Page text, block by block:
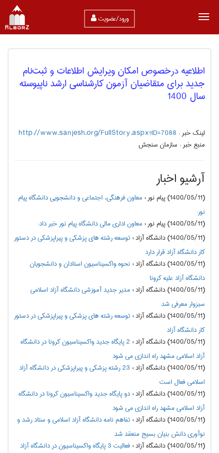
ورود/عضویت
اطلاعيه‌ درخصوص امکان ويرايش اطلاعات و ثبت‌نام
جدید برای متقاضیان آزمون‌ كارشناسي ارشد ناپيوسته
سال 1400
لینک خبر : http://www.sanjesh.org/FullStory.aspx?ID=7088
منبع خبر : سازمان سنجش
آرشیو اخبار
(1400/05/11) پیام نور :معاون فرهنگی، اجتماعی و دانشجویی دانشگاه پیام
نور:
(1400/05/11) پیام نور
:معاون اداری مالی دانشگاه پیام نور خبر داد:
(1400/05/11) دانشگاه آزاد
:توسعه رشته های پزشکی و پیراپزشکی در دستور
کار دانشگاه آزاد قرار دارد
(1400/05/11) دانشگاه آزاد
:نحوه واکسیناسیون استادان و دانشجویان
دانشگاه آزاد علیه کرونا
(1400/05/11) دانشگاه آزاد
:مدیر جدید آموزشی دانشگاه آزاد اسلامی
سبزوار معرفی شد
(1400/05/11) دانشگاه آزاد
:توسعه رشته های پزشکی و پیراپزشکی در دستور
کار دانشگاه آزاد
(1400/05/11) دانشگاه آزاد
:
2 پایگاه جدید واکسیناسیون کرونا در دانشگاه
آزاد اسلامی مشهد راه اندازی می شود
(1400/05/11) دانشگاه آزاد
:
23 رشته پزشکی و پیراپزشکی در دانشگاه آزاد
اسلامی فعال است
(1400/05/11) دانشگاه آزاد
:دو پایگاه جدید واکسیناسیون کرونا در دانشگاه
آزاد اسلامی مشهد راه اندازی می شود
(1400/05/11) دانشگاه آزاد
:تفاهم نامه دانشگاه آزاد اسلامی و ستاد رشد و
نوآوری دانش بنیان بسیج منعقد شد
(1400/05/11) دانشگاه آزاد
:
فعالیت 3 پایگاه واکسیناسیون در دانشگاه آزاد